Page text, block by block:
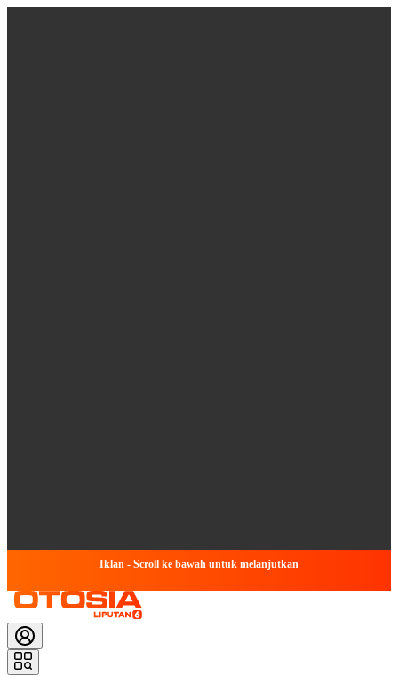
Iklan - Scroll ke bawah untuk melanjutkan